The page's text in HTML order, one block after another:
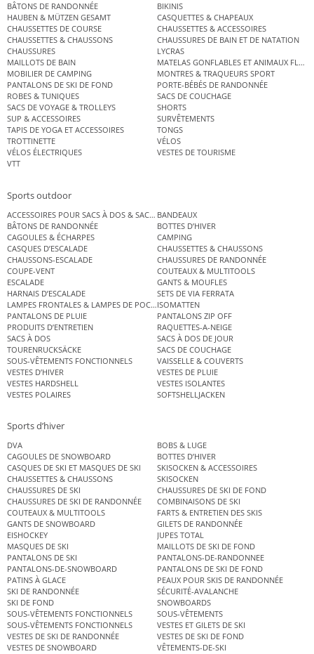
BÂTONS DE RANDONNÉE
BIKINIS
HAUBEN & MÜTZEN GESAMT
CASQUETTES & CHAPEAUX
CHAUSSETTES DE COURSE
CHAUSSETTES & ACCESSOIRES
CHAUSSETTES & CHAUSSONS
CHAUSSURES DE BAIN ET DE NATATION
CHAUSSURES
LYCRAS
MAILLOTS DE BAIN
MATELAS GONFLABLES ET ANIMAUX
MOBILIER DE CAMPING
MONTRES & TRAQUEURS SPORT
PANTALONS DE SKI DE FOND
PORTE-BÉBÉS DE RANDONNÉE
ROBES & TUNIQUES
SACS DE COUCHAGE
SACS DE VOYAGE & TROLLEYS
SHORTS
SUP & ACCESSOIRES
SURVÊTEMENTS
TAPIS DE YOGA ET ACCESSOIRES
TONGS
TROTTINETTE
VÉLOS
VÉLOS ÉLECTRIQUES
VESTES DE TOURISME
VTT
Sports outdoor
ACCESSOIRES POUR SACS À DOS & SACS ÉTANCHES
BANDEAUX
BÂTONS DE RANDONNÉE
BOTTES D’HIVER
CAGOULES & ÉCHARPES
CAMPING
CASQUES D’ESCALADE
CHAUSSETTES & CHAUSSONS
CHAUSSONS-ESCALADE
CHAUSSURES DE RANDONNÉE
COUPE-VENT
COUTEAUX & MULTITOOLS
ESCALADE
GANTS & MOUFLES
HARNAIS D’ESCALADE
SETS DE VIA FERRATA
LAMPES FRONTALES & LAMPES DE POCHEISOMATTEN
PANTALONS DE PLUIE
PANTALONS ZIP OFF
PRODUITS D’ENTRETIEN
RAQUETTES-A-NEIGE
SACS À DOS
SACS À DOS DE JOUR
TOURENRUCKSÄCKE
SACS DE COUCHAGE
SOUS-VÊTEMENTS FONCTIONNELS
VAISSELLE & COUVERTS
VESTES D’HIVER
VESTES DE PLUIE
VESTES HARDSHELL
VESTES ISOLANTES
VESTES POLAIRES
SOFTSHELLJACKEN
Sports d’hiver
DVA
BOBS & LUGE
CAGOULES DE SNOWBOARD
BOTTES D’HIVER
CASQUES DE SKI ET MASQUES DE SKI
SKISOCKEN & ACCESSOIRES
CHAUSSETTES & CHAUSSONS
SKISOCKEN
CHAUSSURES DE SKI
CHAUSSURES DE SKI DE FOND
CHAUSSURES DE SKI DE RANDONNÉE
COMBINAISONS DE SKI
COUTEAUX & MULTITOOLS
FARTS & ENTRETIEN DES SKIS
GANTS DE SNOWBOARD
GILETS DE RANDONNÉE
EISHOCKEY
JUPES TOTAL
MASQUES DE SKI
MAILLOTS DE SKI DE FOND
PANTALONS DE SKI
PANTALONS-DE-RANDONNEE
PANTALONS-DE-SNOWBOARD
PANTALONS DE SKI DE FOND
PATINS À GLACE
PEAUX POUR SKIS DE RANDONNÉE
SKI DE RANDONNÉE
SÉCURITÉ-AVALANCHE
SKI DE FOND
SNOWBOARDS
SOUS-VÊTEMENTS FONCTIONNELS
SOUS-VÊTEMENTS
SOUS-VÊTEMENTS FONCTIONNELS
VESTES ET GILETS DE SKI
VESTES DE SKI DE RANDONNÉE
VESTES DE SKI DE FOND
VESTES DE SNOWBOARD
VÊTEMENTS-DE-SKI